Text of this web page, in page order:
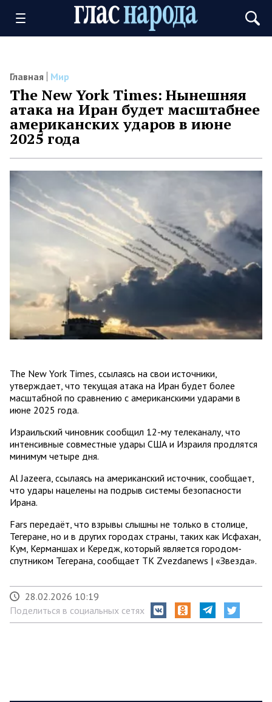
Главная Мир
The New York Times: Нынешняя
атака на Иран будет масштабнее
американских ударов в июне
2025 года
The New York Times, ссылаясь на свои источники,
утверждает, что текущая атака на Иран будет более
масштабной по сравнению с американскими ударами в
июне 2025 года.
Израильский чиновник сообщил 12-му телеканалу, что
интенсивные совместные удары США и Израиля продлятся
минимум четыре дня.
Al Jazeera, ссылаясь на американский источник, сообщает,
что удары нацелены на подрыв системы безопасности
Ирана.
Fars передаёт, что взрывы слышны не только в столице,
Тегеране, но и в других городах страны, таких как Исфахан,
Кум, Керманшах и Кередж, который является городом-
спутником Тегерана, сообщает ТК Zvezdanews | «Звезда».
28.02.2026 10:19
Поделиться в социальных сетях